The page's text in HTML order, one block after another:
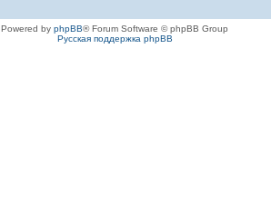
Powered by phpBB® Forum Software © phpBB Group
Русская поддержка phpBB